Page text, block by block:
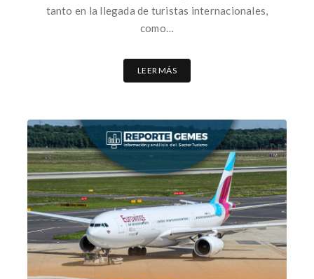
tanto en la llegada de turistas internacionales,
como…
LEER MÁS